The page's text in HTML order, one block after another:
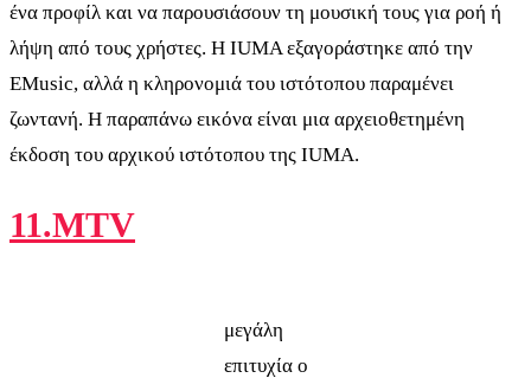
ένα προφίλ και να παρουσιάσουν τη μουσική τους για ροή ή
λήψη από τους χρήστες. Η IUMA εξαγοράστηκε από την
EMusic, αλλά η κληρονομιά του ιστότοπου παραμένει
ζωντανή. Η παραπάνω εικόνα είναι μια αρχειοθετημένη
έκδοση του αρχικού ιστότοπου της IUMA.
11.MTV
μεγάλη
επιτυχία ο